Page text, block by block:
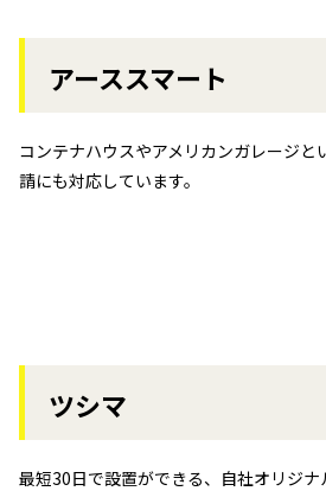
アーススマート
コンテナハウスやアメリカンガレージ
請にも対応しています。
ツシマ
最短30日で設置ができる、自社オリジ